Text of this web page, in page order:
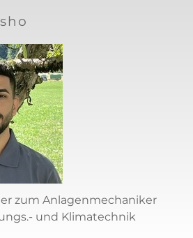
zum Anlagenmechaniker
und Klimatechnik